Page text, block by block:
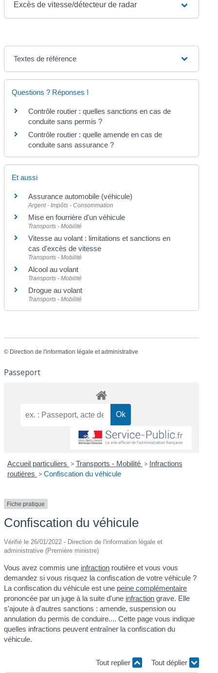
Excès de vitesse/détecteur de radar
Textes de référence
Questions ? Réponses !
Contrôle routier : quelles sanctions en cas de
conduite sans permis ?
Contrôle routier : quelle amende en cas de
conduite sans assurance ?
Et aussi
Assurance automobile (véhicule)
Argent - Impôts - Consommation
Mise en fourrière d'un véhicule
Transports - Mobilité
Vitesse au volant : limitations et sanctions en
cas d'excès de vitesse
Transports - Mobilité
Alcool au volant
Transports - Mobilité
Drogue au volant
Transports - Mobilité
© Direction de l'information légale et administrative
Passeport
Accueil particuliers > Transports - Mobilité > Infractions
routières > Confiscation du véhicule
Fiche pratique
Confiscation du véhicule
Vérifié le 26/01/2022 - Direction de l'information légale et
administrative (Première ministre)
Vous avez commis une infraction routière et vous vous
demandez si vous risquez la confiscation de votre véhicule ?
La confiscation du véhicule est une peine complémentaire
prononcée par un juge à la suite d'une infraction grave. Elle
s'ajoute à d'autres sanctions : amende, suspension ou
annulation du permis de conduire.... Cette page vous indique
quelles infractions peuvent entraîner la confiscation du
véhicule.
Tout replier Tout déplier